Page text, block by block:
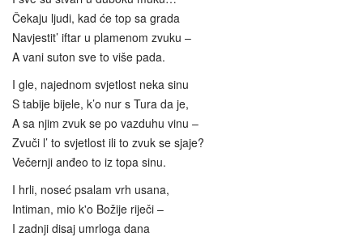
Čekaju ljudi, kad će top sa grada
Navjestit’ iftar u plamenom zvuku –
A vani suton sve to više pada.
I gle, najednom svjetlost neka sinu
S tabije bijele, k’o nur s Tura da je,
A sa njim zvuk se po vazduhu vinu –
Zvuči l’ to svjetlost ili to zvuk se sjaje?
Večernji anđeo to iz topa sinu.
I hrli, noseć psalam vrh usana,
Intiman, mio k'o Božije riječi –
I zadnji disaj umrloga dana